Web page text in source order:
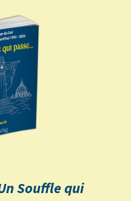
Souffle qui